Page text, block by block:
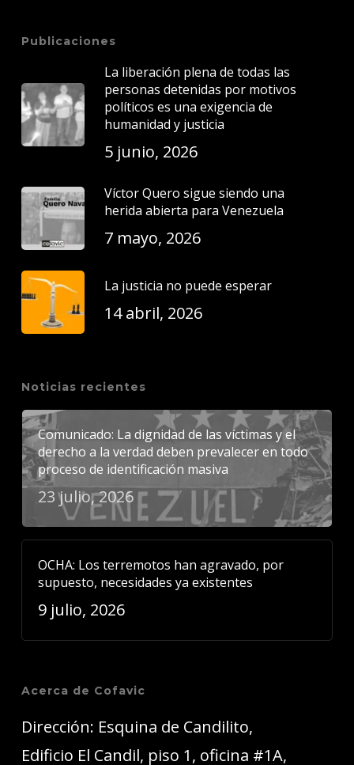
Publicaciones
La liberación plena de todas las
personas detenidas por motivos
políticos es una exigencia de
humanidad y justicia
5 junio, 2026
Víctor Quero sigue siendo una
herida abierta para Venezuela
7 mayo, 2026
La justicia no puede esperar
14 abril, 2026
Noticias recientes
Comunicado: La dignidad de las víctimas y el
derecho a la verdad deben prevalecer en todo
proceso de identificación masiva
23 julio, 2026
OCHA: Los terremotos han agravado, por
supuesto, necesidades ya existentes
9 julio, 2026
Acerca de Cofavic
Dirección: Esquina de Candilito,
Edificio El Candil, piso 1, oficina #1A,